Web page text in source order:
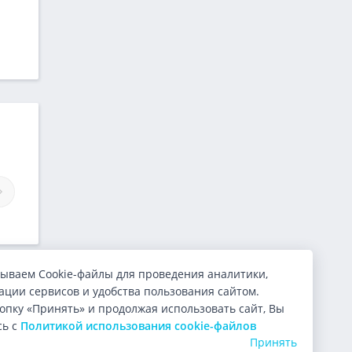
Cookie-файлы для проведения аналитики,
сервисов и удобства пользования сайтом.
«Принять» и продолжая использовать сайт, Вы
с Политикой использования cookie-файлов
Принять